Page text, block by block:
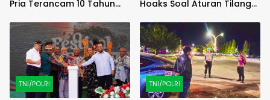
Pria Terancam 10 Tahun
Hoaks Soal Aturan Tilang
TNI/POLRI TNI/POLRI